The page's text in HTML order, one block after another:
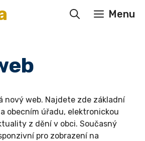
Menu
nový web. Najdete zde základní
obecním úřadu, elektronickou
z dění v obci. Současný
pro zobrazení na